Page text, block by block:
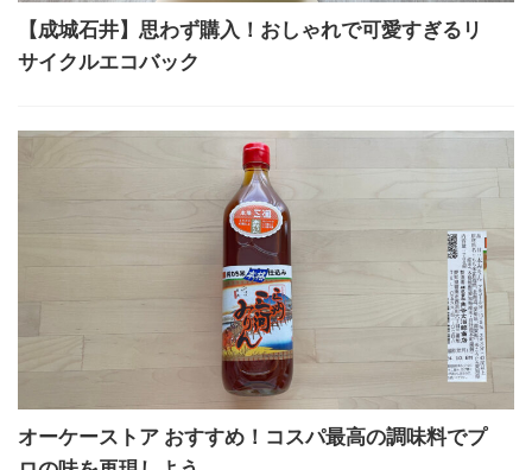
【成城石井】思わず購入！おしゃれで可愛すぎるリ
サイクルエコバック
オーケーストア おすすめ！コスパ最高の調味料でプ